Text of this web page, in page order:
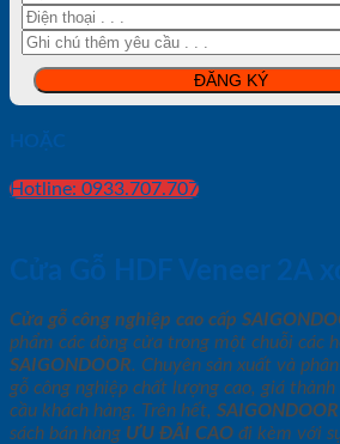
HOẶC
Hotline: 0933.707.707
Cửa Gỗ HDF Veneer 2A
Cửa gỗ công nghiệp cao cấp
phẩm các dòng cửa trong một chuỗi các
SAIGONDOOR. Chuyên sản xuất và
gỗ công nghiệp chất lượng cao, giá
cầu khách hàng. Trên hết, SAIGONDOOR
sách bán hàng ƯU ĐÃI CAO đi kèm với